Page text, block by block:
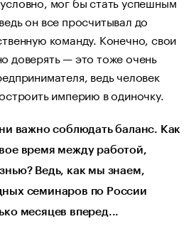
он все просчитывал до
команду. Конечно, свои
доверять — это тоже очень
ведь человек
империю в одиночку.
важно соблюдать баланс. Как
время между работой,
Ведь, как мы знаем,
семинаров по России
месяцев вперед...